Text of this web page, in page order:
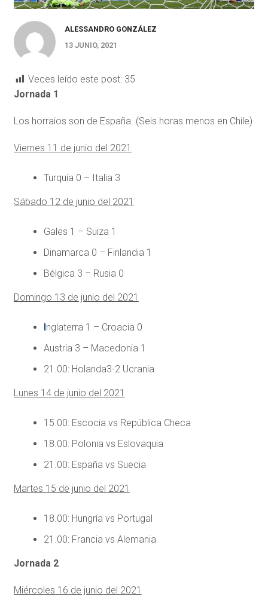
ALESSANDRO GONZÁLEZ
13 JUNIO, 2021
Veces leído este post: 35
Jornada 1
Los horraios son de España. (Seis horas menos en Chile)
Viernes 11 de junio del 2021
Turquía 0 – Italia 3
Sábado 12 de junio del 2021
Gales 1 – Suiza 1
Dinamarca 0 – Finlandia 1
Bélgica 3 – Rusia 0
Domingo 13 de junio del 2021
nglaterra 1 – Croacia 0
Austria 3 – Macedonia 1
21.00: Holanda3-2 Ucrania
Lunes 14 de junio del 2021
15.00: Escocia vs República Checa
18.00: Polonia vs Eslovaquia
21.00: España vs Suecia
Martes 15 de junio del 2021
18.00: Hungría vs Portugal
21.00: Francia vs Alemania
Jornada 2
Miércoles 16 de junio del 2021